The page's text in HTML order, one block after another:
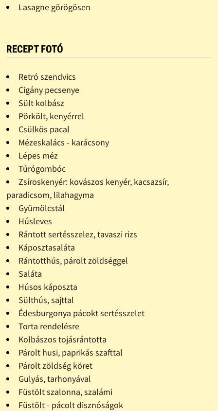
Lasagne görögösen
RECEPT FOTÓ
Retró szendvics
Cigány pecsenye
Sült kolbász
Pörkölt, kenyérrel
Csülkös pacal
Mézeskalács - karácsony
Lépes méz
Túrógombóc
Zsíroskenyér: kovászos kenyér, kacsazsír,
paradicsom, lilahagyma
Gyümölcstál
Húsleves
Rántott sertésszelez, tavaszi rizs
Káposztasaláta
Rántotthús, párolt zöldséggel
Saláta
Húsos káposzta
Sülthús, sajttal
Édesburgonya pácokt sertésszelet
Torta rendelésre
Kolbászos tojásrántotta
Párolt husi, paprikás szafttal
Párolt zöldség köret
Gulyás, tarhonyával
Füstölt szalonna, szalámi
Füstölt - pácolt disznóságok